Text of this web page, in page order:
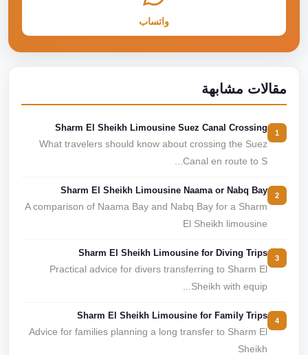
واتساب
مقالات مشابهة
Sharm El Sheikh Limousine Suez Canal Crossing
What travelers should know about crossing the Suez
Canal en route to S...
Sharm El Sheikh Limousine Naama or Nabq Bay
A comparison of Naama Bay and Nabq Bay for a Sharm
El Sheikh limousine
Sharm El Sheikh Limousine for Diving Trips
Practical advice for divers transferring to Sharm El
Sheikh with equip...
Sharm El Sheikh Limousine for Family Trips
Advice for families planning a long transfer to Sharm El
Sheikh